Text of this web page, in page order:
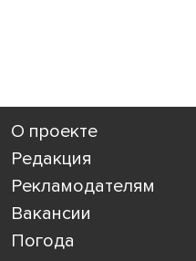
О проекте
Редакция
Рекламодателям
Вакансии
Погода